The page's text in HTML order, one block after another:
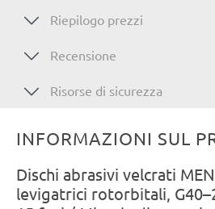
Riepilogo prezzi
Recensione
Risorse di sicurezza
INFORMAZIONI SUL
Dischi abrasivi velcrati
levigatrici rotorbitali,